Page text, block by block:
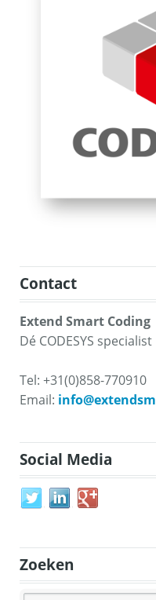
Contact
Extend Smart Coding
Dé CODESYS specialist
Tel: +31(0)858-770910
Email:
Social Media
Zoeken